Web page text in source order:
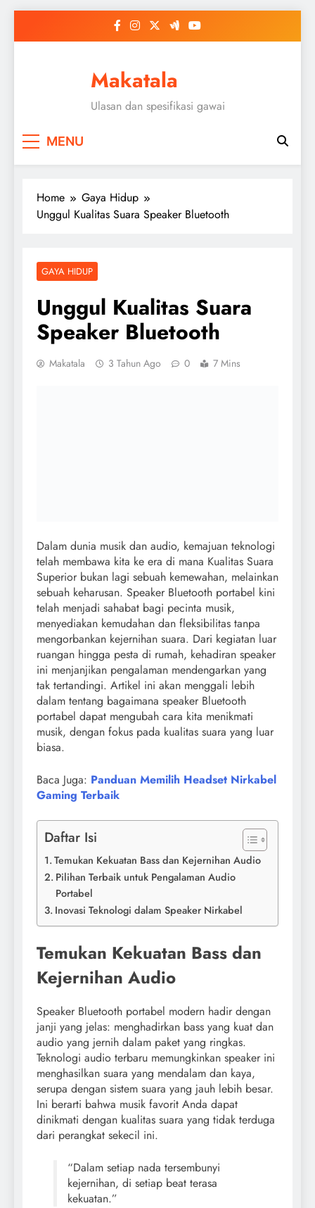
Makatala
Ulasan dan spesifikasi gawai
MENU
Home
Gaya Hidup
Unggul Kualitas Suara Speaker Bluetooth
GAYA HIDUP
Unggul Kualitas Suara
Speaker Bluetooth
Makatala 3 Tahun Ago 0 7 Mins
Dalam dunia musik dan audio, kemajuan teknologi
telah membawa kita ke era di mana Kualitas Suara
Superior bukan lagi sebuah kemewahan, melainkan
sebuah keharusan. Speaker Bluetooth portabel kini
telah menjadi sahabat bagi pecinta musik,
menyediakan kemudahan dan fleksibilitas tanpa
mengorbankan kejernihan suara. Dari kegiatan luar
ruangan hingga pesta di rumah, kehadiran speaker
ini menjanjikan pengalaman mendengarkan yang
tak tertandingi. Artikel ini akan menggali lebih
dalam tentang bagaimana speaker Bluetooth
portabel dapat mengubah cara kita menikmati
musik, dengan fokus pada kualitas suara yang luar
biasa.
Baca Juga: Panduan Memilih Headset Nirkabel
Gaming Terbaik
Daftar Isi
Temukan Kekuatan Bass dan Kejernihan Audio
Pilihan Terbaik untuk Pengalaman Audio
Portabel
Inovasi Teknologi dalam Speaker Nirkabel
Temukan Kekuatan Bass dan
Kejernihan Audio
Speaker Bluetooth portabel modern hadir dengan
janji yang jelas: menghadirkan bass yang kuat dan
audio yang jernih dalam paket yang ringkas.
Teknologi audio terbaru memungkinkan speaker ini
menghasilkan suara yang mendalam dan kaya,
serupa dengan sistem suara yang jauh lebih besar.
Ini berarti bahwa musik favorit Anda dapat
dinikmati dengan kualitas suara yang tidak terduga
dari perangkat sekecil ini.
“Dalam setiap nada tersembunyi
kejernihan, di setiap beat terasa
kekuatan.”